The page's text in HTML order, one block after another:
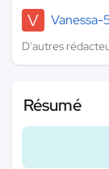
V
D'autres
Résumé